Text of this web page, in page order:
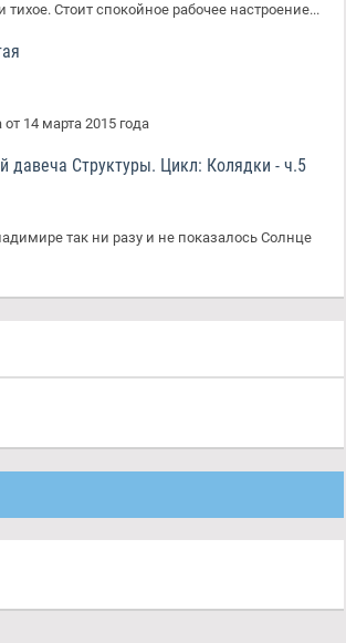
Стоит спокойное рабочее настроение...
14 марта 2015 года
давеча Структуры. Цикл: Колядки - ч.5
так ни разу и не показалось Солнце